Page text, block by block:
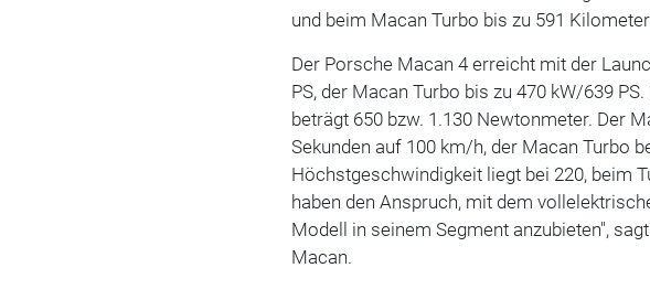
und beim Macan Turbo bis zu 591
Der Porsche Macan 4 erreicht mit der
PS, der Macan Turbo bis zu 470 kW/639
beträgt 650 bzw. 1.130 Newtonmeter. Der
Sekunden auf 100 km/h, der Macan Turbo
Höchstgeschwindigkeit liegt bei 220, beim
haben den Anspruch, mit dem
Modell in seinem Segment anzubieten",
Macan.